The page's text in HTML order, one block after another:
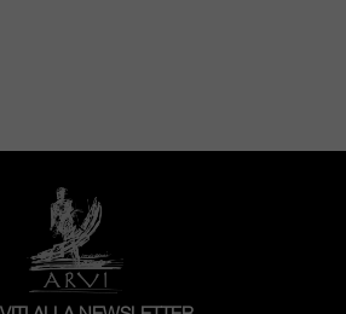
Le antiche viti dalle
vengono allevate con il
delle Alpi - arriva
rinfresca le viti e
Garrigue. Oggi, la
nelle mani dei figli di
Jean-Pierre e François.
della Famille Perrin,